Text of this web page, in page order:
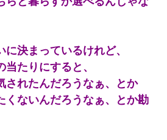
女性が鍵をわかりやすいところに隠し
開催して夫婦で参加してたんだけど、
人に「BBQは友達とやりなよ！」と言
しぶりに夫と致した結果ｗｗｗｗｗ
決まっているけれど、
たりにすると、
されたんだろうなぁ、とか
くないんだろうなぁ、とか勘